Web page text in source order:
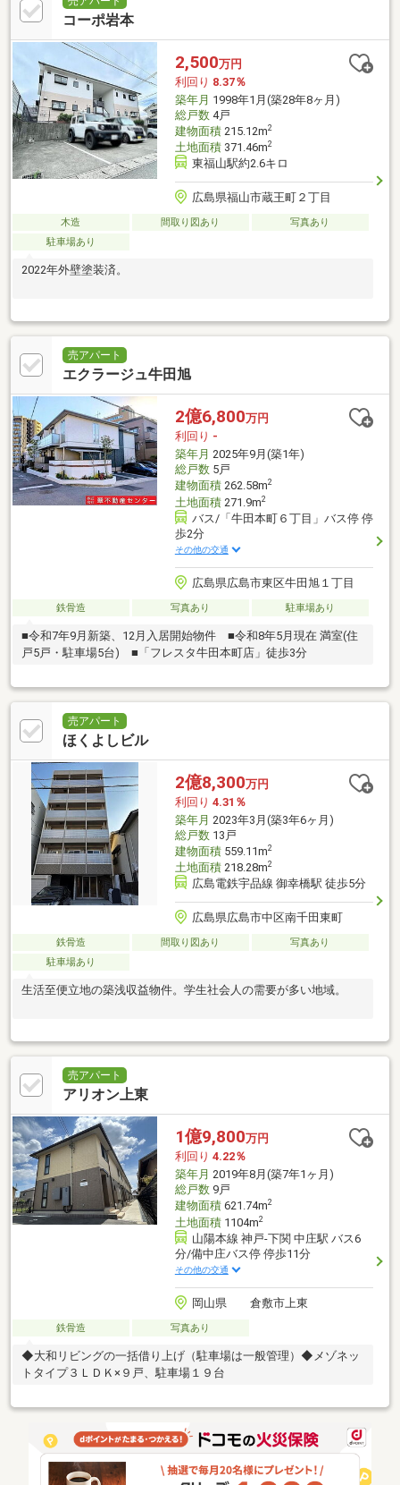
コーポ岩本
2,500万円
利回り 8.37％
築年月 1998年1月(築28年8ヶ月)
総戸数4戸
建物面積215.12m2
土地面積371.46m2
東福山駅約2.6キロ
広島県福山市蔵王町２丁目
木造 間取り図あり
写真あり
駐車場あり
2022年外壁塗装済。
売アパート
エクラージュ牛田旭
2億6,800万円
利回り -
築年月 2025年9月(築1年)
総戸数5戸
建物面積262.58m2
土地面積271.9m2
バス/「牛田本町６丁目」バス停 停
歩2分
その他の交通
広島県広島市東区牛田旭１丁目
鉄骨造 写真あり 駐車場あり
■令和7年9月新築、12月入居開始物件 ■令和8年5月現在 満室(住
戸5戸・駐車場5台) ■「フレスタ牛田本町店」徒歩3分
売アパート
ほくよしビル
2億8,300万円
利回り 4.31％
築年月 2023年3月(築3年6ヶ月)
総戸数13戸
建物面積559.11m2
土地面積218.28m2
広島電鉄宇品線 御幸橋駅 徒歩5分
広島県広島市中区南千田東町
鉄骨造 間取り図あり
写真あり
駐車場あり
生活至便立地の築浅収益物件。学生社会人の需要が多い地域。
売アパート
アリオン上東
1億9,800万円
利回り 4.22％
築年月 2019年8月(築7年1ヶ月)
総戸数9戸
建物面積621.74m2
土地面積1104m2
山陽本線 神戸-下関 中庄駅 バス6
分/備中庄バス停 停歩11分
その他の交通
岡山県 倉敷市上東
鉄骨造 写真あり
◆大和リビングの一括借り上げ（駐車場は一般管理）◆メゾネッ
トタイプ３ＬＤＫ×９戸、駐車場１９台